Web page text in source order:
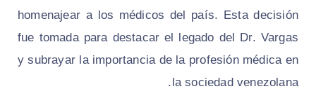
homenajear a los médicos del país. Esta decisión
fue tomada para destacar el legado del Dr. Vargas
y subrayar la importancia de la profesión médica en
la sociedad venezolana.